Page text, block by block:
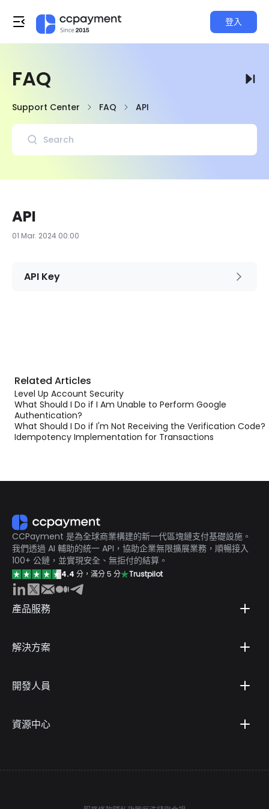
登入
FAQ
Support Center FAQ API
API
01 Mar. 2024 00:00
API Key
Related Articles
Level Up Account Security
What Should I Do if I Am Unable to Perform Google
Authentication?
What Should I Do if I'm Not Receiving the Verification Code?
Idempotency Implementation for Transactions
CCPayment 是為全球商業構建的新一代區塊鏈支付基礎設施。
我們透過 AI 輔助的統一 API，協助企業無限擴展業務，順暢接入
100+ 公鏈，並實現安全、無拒付的結算。
4.4 分，滿分 5 分 Trustpilot
產品服務
解決方案
開發人員
資源中心